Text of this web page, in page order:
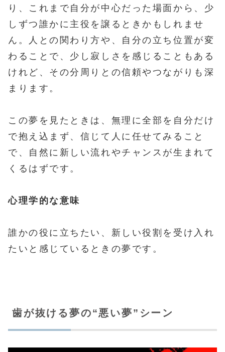
り、これまで自分が中心だった場面から、少
しずつ誰かに主役を譲るときかもしれませ
ん。人との関わり方や、自分の立ち位置が変
わることで、少し寂しさを感じることもある
けれど、その分周りとの信頼やつながりも深
まります。
この夢を見たときは、無理に全部を自分だけ
で抱え込まず、信じて人に任せてみること
で、自然に新しい流れやチャンスが生まれて
くるはずです。
心理学的な意味
誰かの役に立ちたい、新しい役割を受け入れ
たいと感じているときの夢です。
歯が抜ける夢の“悪い夢”シーン